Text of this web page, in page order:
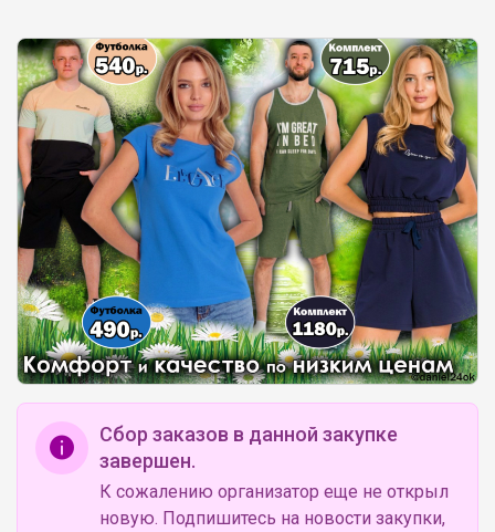
Сбор заказов в данной закупке
завершен.
К сожалению организатор еще не открыл
новую. Подпишитесь на новости закупки,